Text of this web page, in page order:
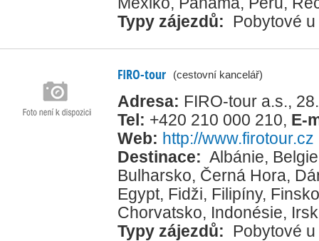
Typy zájezdů:
Pobytové
FIRO-tour (cestovní kancelář)
Adresa: FIRO-tour a.s.,
Tel: +420 210 000 210, E-
Web: http://www.firotour.cz
Destinace: Albánie, Belgie
Bulharsko, Černá Hora,
Egypt, Fidži, Filipíny, Finsko
Chorvatsko, Indonésie,
Typy zájezdů:
Pobytové